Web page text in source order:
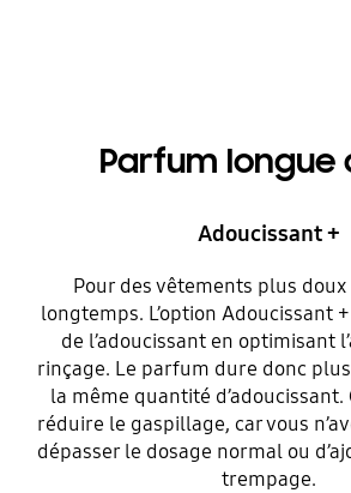
Parfum longue
Adoucissant +
Pour des vêtements plus
longtemps. L’option Adoucissant
de l’adoucissant en optimisant
rinçage. Le parfum dure donc
la même quantité
réduire le gaspillage, car vous
dépasser le dosage normal ou
trempage.